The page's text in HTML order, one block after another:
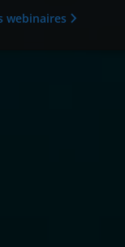
webinaires